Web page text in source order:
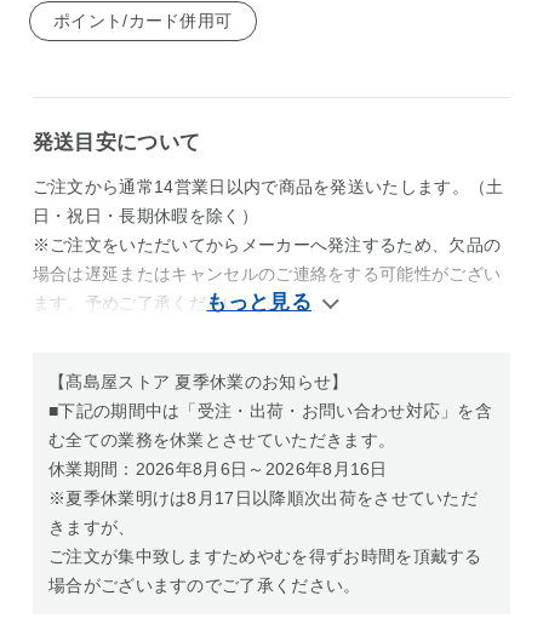
ポイント/カード併用可
発送目安について
ご注文から通常14営業日以内で商品を発送いたします。（土
日・祝日・長期休暇を除く）
※ご注文をいただいてからメーカーへ発注するため、欠品の
場合は遅延またはキャンセルのご連絡をする可能性がござい
ます。予めご了承ください。
【髙島屋ストア 夏季休業のお知らせ】
■下記の期間中は「受注・出荷・お問い合わせ対応」を含
む全ての業務を休業とさせていただきます。
休業期間：2026年8月6日～2026年8月16日
※夏季休業明けは8月17日以降順次出荷をさせていただ
きますが、
ご注文が集中致しますためやむを得ずお時間を頂戴する
場合がございますのでご了承ください。